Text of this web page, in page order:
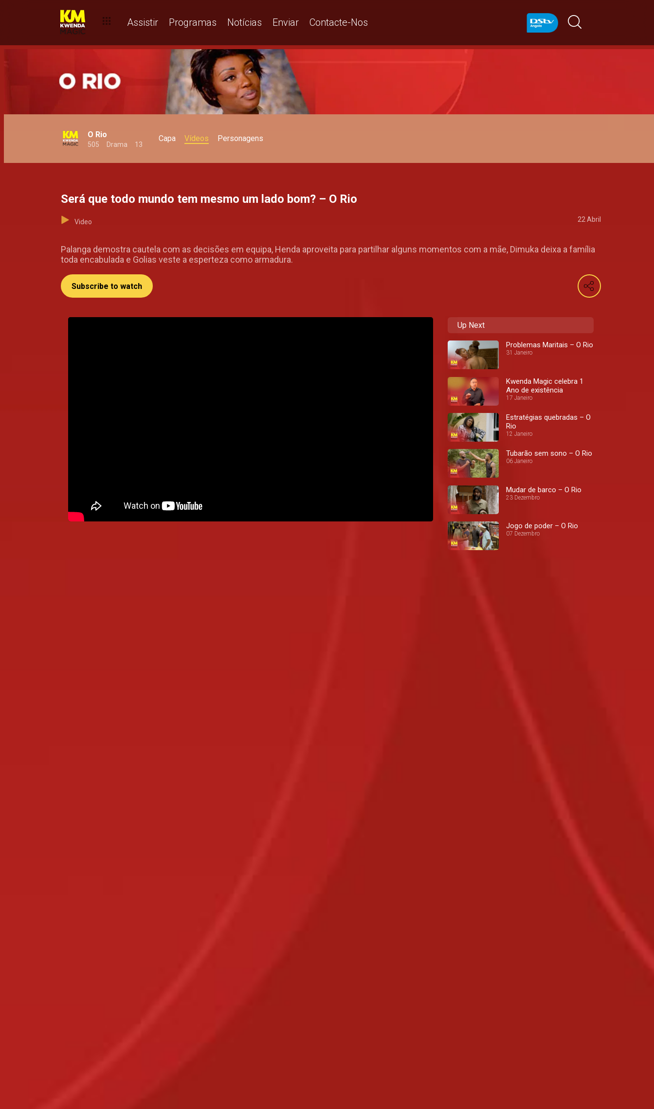
Assistir Programas Notícias Enviar Contacte-Nos
O Rio
505 Drama 13
Capa Vídeos Personagens
Será que todo mundo tem mesmo um lado bom? – O Rio
Video 22 Abril
Palanga demostra cautela com as decisões em equipa, Henda aproveita para partilhar alguns momentos com a mãe, Dimuka deixa a família
toda encabulada e Golias veste a esperteza como armadura.
Subscribe to watch
Up Next
Problemas Maritais – O Rio
31 Janeiro
Kwenda Magic celebra 1
Ano de existência
17 Janeiro
Estratégias quebradas – O
Rio
12 Janeiro
Tubarão sem sono – O Rio
06 Janeiro
Mudar de barco – O Rio
23 Dezembro
Jogo de poder – O Rio
07 Dezembro